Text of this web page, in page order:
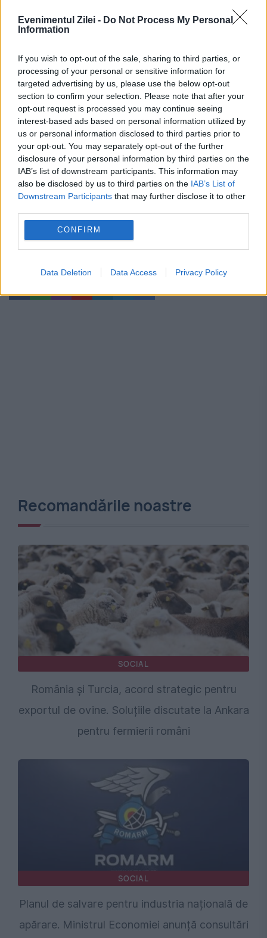
Evenimentul Zilei - Do Not Process My Personal
Information
If you wish to opt-out of the sale, sharing to third parties, or
processing of your personal or sensitive information for
targeted advertising by us, please use the below opt-out
section to confirm your selection. Please note that after your
opt-out request is processed you may continue seeing
interest-based ads based on personal information utilized by
us or personal information disclosed to third parties prior to
your opt-out. You may separately opt-out of the further
disclosure of your personal information by third parties on the
IAB’s list of downstream participants. This information may
also be disclosed by us to third parties on the IAB’s List of
Downstream Participants that may further disclose it to other
CONFIRM
Data Deletion Data Access Privacy Policy
Moldova.
Ai încă buletinul vechi? Data după care
nu îl vei mai putea folosi, chiar dacă
este valabil
Populația nu va fi afectată de
eventualele limitări de consum de
energie. Cristian Bușoi: Nu se vor face
limitări de consum către consumatorii
casnici
inchidere pizzerie restaurant romania
Recomandările noastre
SOCIAL
România și Turcia, acord strategic pentru
exportul de ovine. Soluțiile discutate la Ankara
pentru fermierii români
SOCIAL
Planul de salvare pentru industria națională de
apărare. Ministrul Economiei anunță consultări